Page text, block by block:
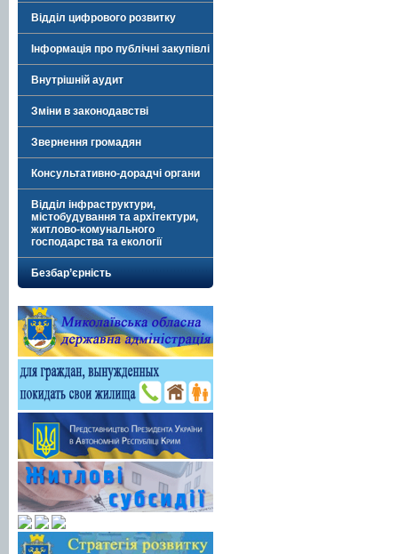
Відділ цифрового розвитку
Інформація про публічні закупівлі
Внутрішній аудит
Зміни в законодавстві
Звернення громадян
Консультативно-дорадчі органи
Відділ інфраструктури,
містобудування та архітектури,
житлово-комунального
господарства та екології
Безбар’єрність